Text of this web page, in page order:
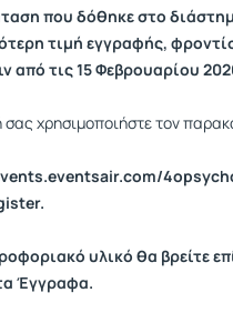
που δόθηκε στο
τιμή εγγραφής,
από τις 15 Φεβρουαρίου
σας χρησιμοποιήστε τον
υλικό θα βρείτε
Έγγραφα.